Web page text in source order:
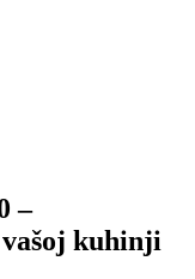
–
kuhinji